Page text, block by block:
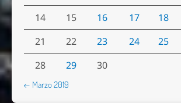
14
15 16 17 18
21
22 23 24 25
28
29 30
← Marzo 2019